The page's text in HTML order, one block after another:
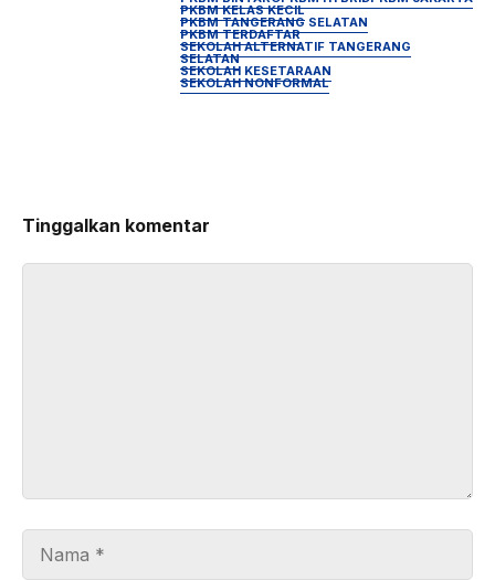
PKBM KELAS KECIL
PKBM TANGERANG SELATAN
PKBM TERDAFTAR
SEKOLAH ALTERNATIF TANGERANG
SELATAN
SEKOLAH KESETARAAN
SEKOLAH NONFORMAL
Tinggalkan komentar